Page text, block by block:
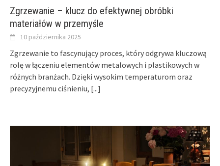
Zgrzewanie – klucz do efektywnej obróbki
materiałów w przemyśle
10 października 2025
Zgrzewanie to fascynujący proces, który odgrywa kluczową
rolę w łączeniu elementów metalowych i plastikowych w
różnych branżach. Dzięki wysokim temperaturom oraz
precyzyjnemu ciśnieniu, [...]